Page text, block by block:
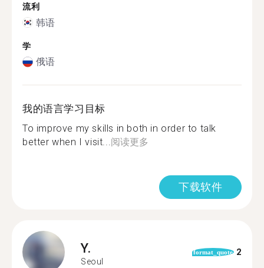
流利
韩语
学
俄语
我的语言学习目标
To improve my skills in both in order to talk
better when I visit...阅读更多
下载软件
Y.
Seoul
format_quote 2